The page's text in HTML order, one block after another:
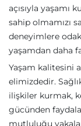
açısıyla yaşamı
sahip olmamızı
deneyimlere
yaşamdan daha
Yaşam kalitesini
elimizdedir.
ilişkiler kurmak,
gücünden
mutluluğu